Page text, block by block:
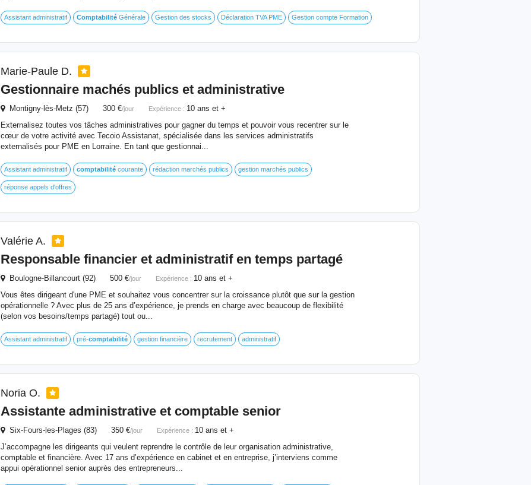
Assistant administratif ComptabilitéGénérale Gestion des stocks Déclaration TVA PME Gestion compte Formation
Marie-Paule D.
Gestionnaire machés publics etadministrative
Montigny-lès-Metz (57) 300 €/jour Expérience : 10 ans et +
Externalisez toutes vos tâches administratives pour gagner du temps et pouvoir vous recentrer sur le
cœur de votre activité avec Tecoio Assistanat, spécialisée dans les services administratifs
externalisés pour PME en Lorraine. En tant que gestionnai...
Assistant administratif comptabilitécourante rédaction marchés publics gestion marchés publics
réponse appels d'offres
Valérie A.
Responsable financier etadministratif en temps partagé
Boulogne-Billancourt (92) 500 €/jour Expérience : 10 ans et +
Vous êtes dirigeant d'une PME et souhaitez vous concentrer sur la croissance plutôt que sur la gestion
opérationnelle ? Avec plus de 25 ans d’expérience, je prends en charge avec beaucoup de flexibilité
(selon vos besoins/temps partagé) tout ou...
Assistant administratif pré-comptabilité gestion financière recrutement administratif
Noria O.
Assistante administrative etcomptable senior
Six-Fours-les-Plages (83) 350 €/jour Expérience : 10 ans et +
J’accompagne les dirigeants qui veulent reprendre le contrôle de leur organisation administrative,
comptable et financière. Avec 17 ans d’expérience en cabinet et en entreprise, j’interviens comme
appui opérationnel senior auprès des entrepreneurs...